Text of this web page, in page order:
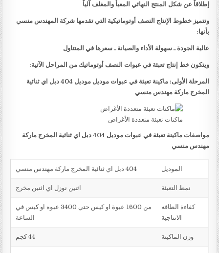
إطلاقاً عن شكل المنتج النهائي المعبأ والمغلف آلياً
وتتميز خطوط الإنتاج النصف أوتوماتيكية التي تقدمها شركة المهندس منسي
بأنها:
عالية الجودة ـ سهولة الأداء والصيانة ـ سعرها في المتناول
ويتكون خط إنتاج تعبئة في عبوات النصف أوتوماتيك من المراحل الآتية:
المرحلة الأولى: ماكينة تعبئة في عبوات موديل موديل 404 دبل اي ثنائية
المخرج ماركة مهندس منسي
ماكنات تعبئة متعددة الأغراض
مواصفات ماكينة تعبئة في عبوات موديل 404 دبل اي ثنائية المخرج ماركة
مهندس منسي
الموديل 404 دبل اي ثنائية المخرج ماركة مهندس منسي
نمط التعبئة اثنين نوزل اي اثنين مخرج
كفاءة الطاقه
الانتاجية
من 1600 عبوة او كيس حتي 3400 عبوه او كيس في
الساعة
وزن الماكينة 44 كجم